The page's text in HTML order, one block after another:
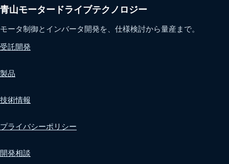
青山モータードライブテクノロジー
モータ制御とインバータ開発を、仕様検討から量産まで。
受託開発
製品
技術情報
プライバシーポリシー
開発相談